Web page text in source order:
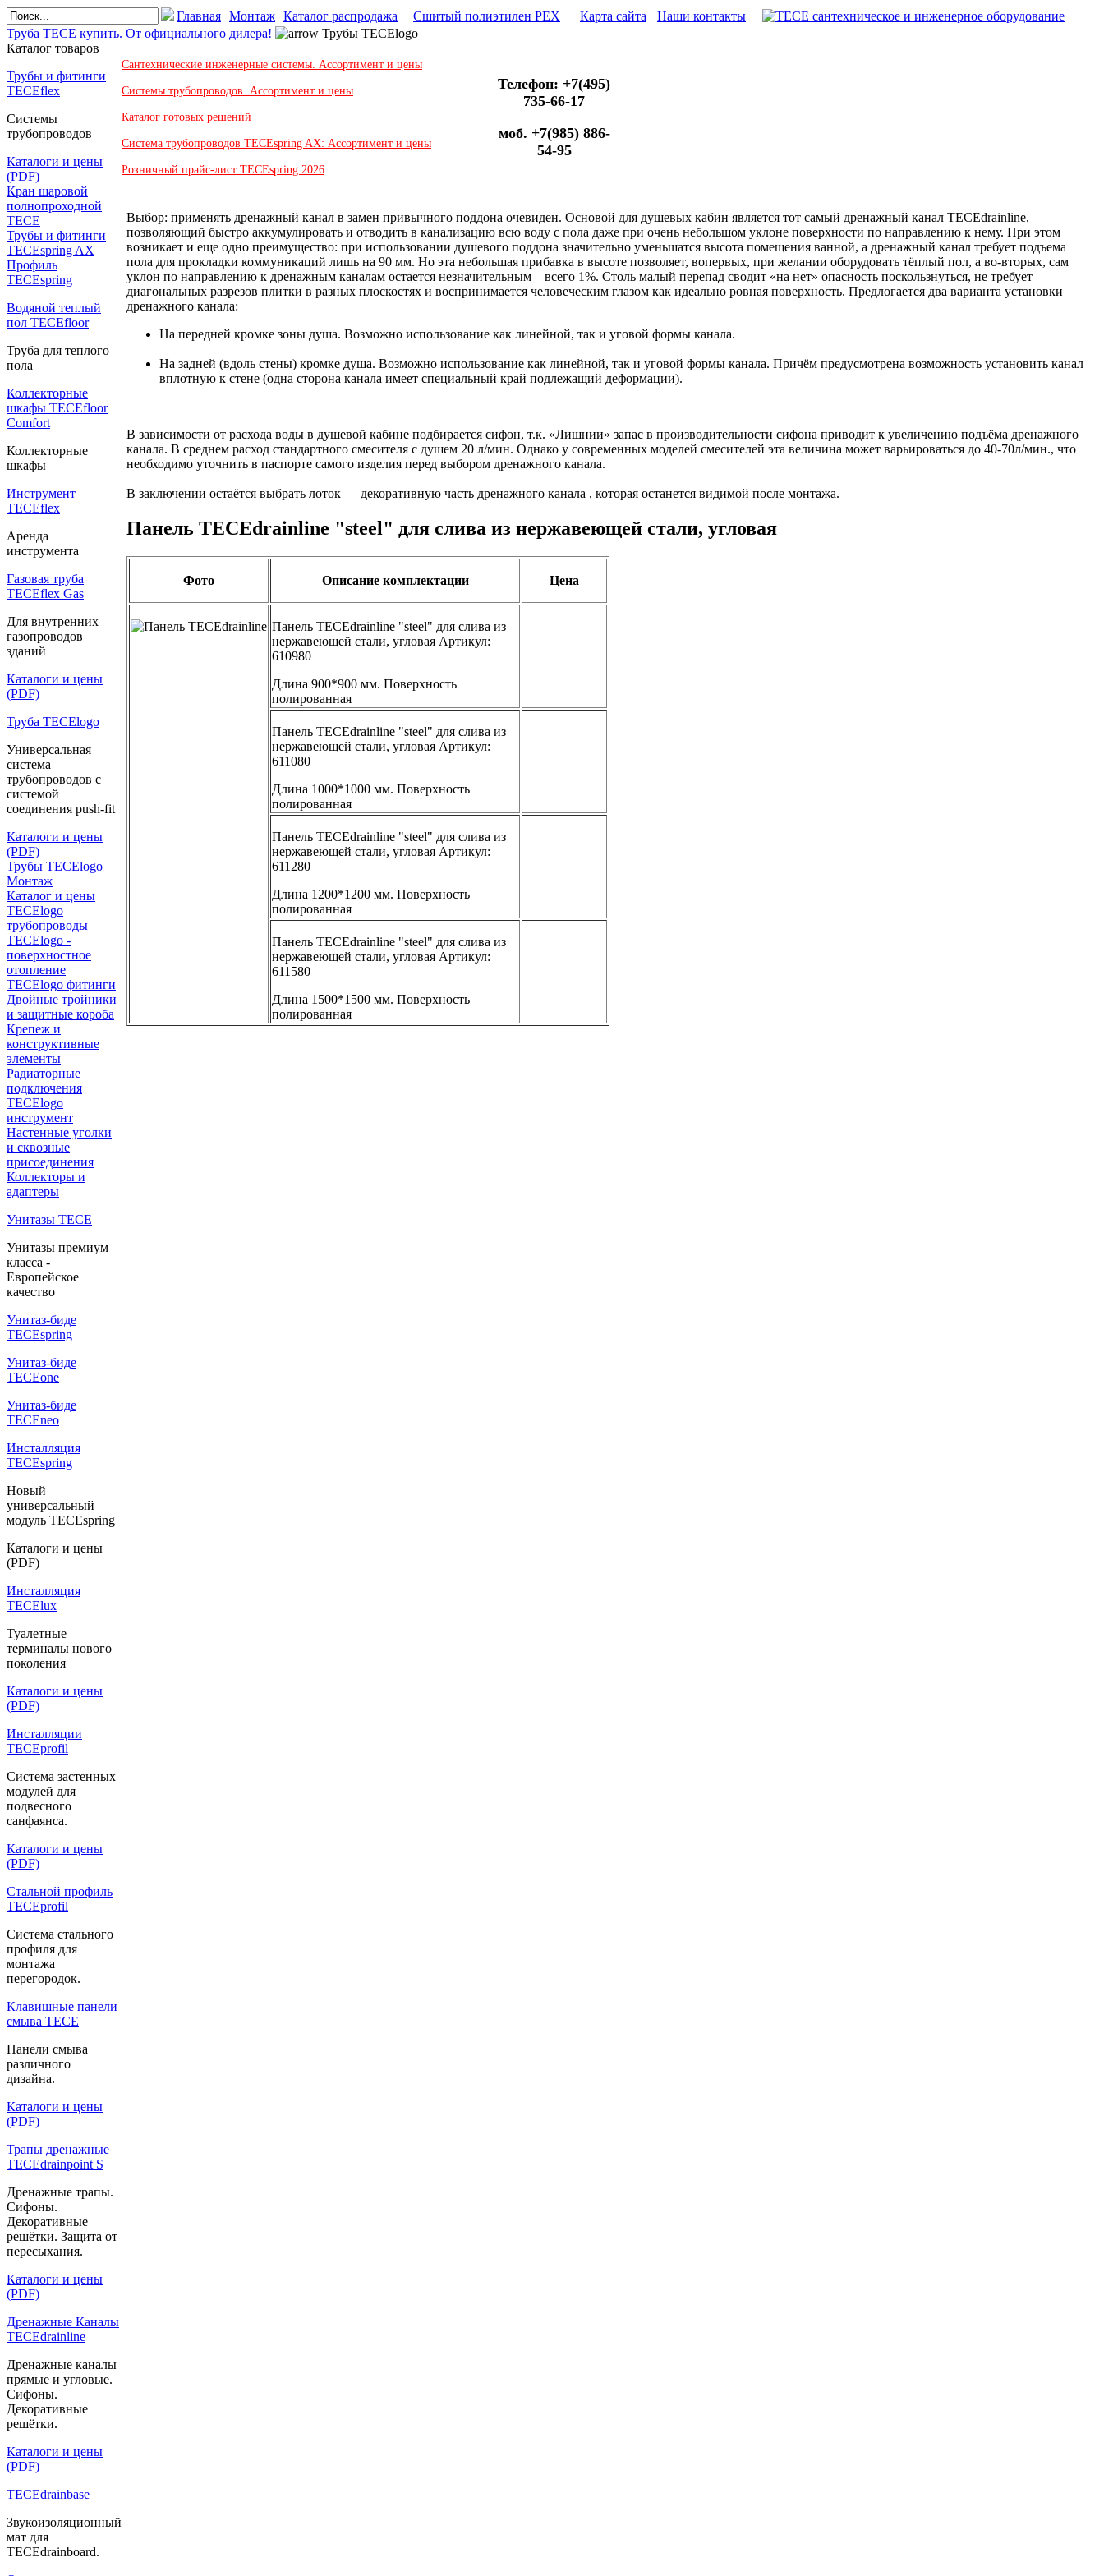
Главная Монтаж Каталог распродажа Сшитый полиэтилен PEX Карта сайта
Наши контакты
Труба TECE купить. От официального дилера!
Трубы TECElogo
Каталог товаров
Трубы и фитинги
TECEflex
Системы
трубопроводов
Каталоги и цены
(PDF)
Кран шаровой
полнопроходной
ТЕСЕ
Трубы и фитинги
TECEspring AX
Профиль
TECEspring
Водяной теплый
пол TECEfloor
Труба для теплого
пола
Коллекторные
шкафы TECEfloor
Comfort
Коллекторные
шкафы
Инструмент
TECEflex
Аренда
инструмента
Газовая труба
TECEflex Gas
Для внутренних
газопроводов
зданий
Каталоги и цены
(PDF)
Труба TECElogo
Универсальная
система
трубопроводов с
системой
соединения push-fit
Каталоги и цены
(PDF)
Трубы TECElogo
Монтаж
Каталог и цены
TECElogo
трубопроводы
TECElogo -
поверхностное
отопление
TECElogo фитинги
Двойные тройники
и защитные короба
Крепеж и
конструктивные
элементы
Радиаторные
подключения
TECElogo
инструмент
Настенные уголки
и сквозные
присоединения
Коллекторы и
адаптеры
Унитазы TECE
Унитазы премиум
класса -
Европейское
качество
Унитаз-биде
TECEspring
Унитаз-биде
TECEone
Унитаз-биде
TECEneo
Инсталляция
TECEspring
Новый
универсальный
модуль TECEspring
Каталоги и цены
(PDF)
Инсталляция
TECElux
Туалетные
терминалы нового
поколения
Каталоги и цены
(PDF)
Инсталляции
TECEprofil
Система застенных
модулей для
подвесного
санфаянса.
Каталоги и цены
(PDF)
Стальной профиль
TECEprofil
Система стального
профиля для
монтажа
перегородок.
Клавишные панели
смыва TECE
Панели смыва
различного
дизайна.
Каталоги и цены
(PDF)
Трапы дренажные
TECEdrainpoint S
Дренажные трапы.
Сифоны.
Декоративные
решётки. Защита от
пересыхания.
Каталоги и цены
(PDF)
Дренажные Каналы
TECEdrainline
Дренажные каналы
прямые и угловые.
Сифоны.
Декоративные
решётки.
Каталоги и цены
(PDF)
TECEdrainbase
Звукоизоляционный
мат для
TECEdrainboard.
Сантехнические инженерные системы. Ассортимент и цены
Системы трубопроводов. Ассортимент и цены
Каталог готовых решений
Система трубопроводов TECEspring AX: Ассортимент и цены
Розничный прайс-лист TECEspring 2026
Телефон: +7(495)
735-66-17
моб. +7(985) 886-
54-95
Выбор: применять дренажный канал в замен привычного поддона очевиден. Основой для душевых кабин является тот самый дренажный канал TECEdrainline,
позволяющий быстро аккумулировать и отводить в канализацию всю воду с пола даже при очень небольшом уклоне поверхности по направлению к нему. При этом
возникает и еще одно преимущество: при использовании душевого поддона значительно уменьшатся высота помещения ванной, а дренажный канал требует подъема
пола для прокладки коммуникаций лишь на 90 мм. Но эта небольшая прибавка в высоте позволяет, вопервых, при желании оборудовать тёплый пол, а во-вторых, сам
уклон по направлению к дренажным каналам остается незначительным – всего 1%. Столь малый перепад сводит «на нет» опасность поскользнуться, не требует
диагональных разрезов плитки в разных плоскостях и воспринимается человеческим глазом как идеально ровная поверхность. Предлогается два варианта установки
дренажного канала:
На передней кромке зоны душа. Возможно использование как линейной, так и уговой формы канала.
На задней (вдоль стены) кромке душа. Возможно использование как линейной, так и уговой формы канала. Причём предусмотрена возможность установить канал
вплотную к стене (одна сторона канала имеет специальный край подлежащий деформации).
В зависимости от расхода воды в душевой кабине подбирается сифон, т.к. «Лишнии» запас в производительности сифона приводит к увеличению подъёма дренажного
канала. В среднем расход стандартного смесителя с душем 20 л/мин. Однако у современных моделей смесителей эта величина может варьироваться до 40-70л/мин., что
необходимо уточнить в паспорте самого изделия перед выбором дренажного канала.
В заключении остаётся выбрать лоток — декоративную часть дренажного канала , которая останется видимой после монтажа.
Панель ТЕСЕdrainlinе "steel" для слива из нержавеющей стали, угловая
Фото Описание комплектации Цена
Панель TECEdrainline "steel" для слива из
нержавеющей стали, угловая Артикул:
610980
Длина 900*900 мм. Поверхность
полированная
Панель TECEdrainline "steel" для слива из
нержавеющей стали, угловая Артикул:
611080
Длина 1000*1000 мм. Поверхность
полированная
Панель TECEdrainline "steel" для слива из
нержавеющей стали, угловая Артикул:
611280
Длина 1200*1200 мм. Поверхность
полированная
Панель TECEdrainline "steel" для слива из
нержавеющей стали, угловая Артикул:
611580
Длина 1500*1500 мм. Поверхность
полированная